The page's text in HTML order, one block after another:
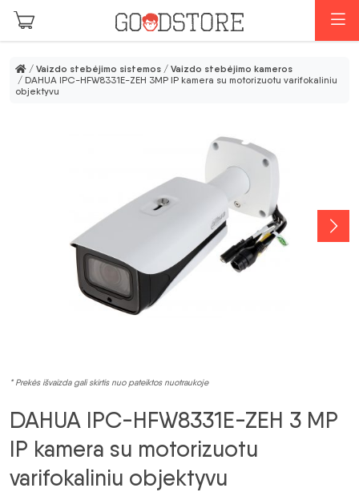
Pereiti prie pagrindinio turinio
/ Vaizdo stebėjimo sistemos / Vaizdo stebėjimo kameros
/ DAHUA IPC-HFW8331E-ZEH 3MP IP kamera su motorizuotu varifokaliniu
objektyvu
* Prekės išvaizda gali skirtis nuo pateiktos nuotraukoje
DAHUA IPC-HFW8331E-ZEH 3 MP
IP kamera su motorizuotu
varifokaliniu objektyvu